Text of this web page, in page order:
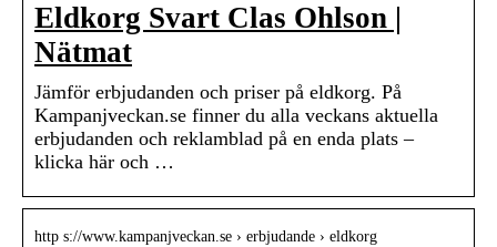
Eldkorg Svart Clas Ohlson |
Nätmat
Jämför erbjudanden och priser på eldkorg. På
Kampanjveckan.se finner du alla veckans aktuella
erbjudanden och reklamblad på en enda plats –
klicka här och …
http s://www.kampanjveckan.se › erbjudande › eldkorg